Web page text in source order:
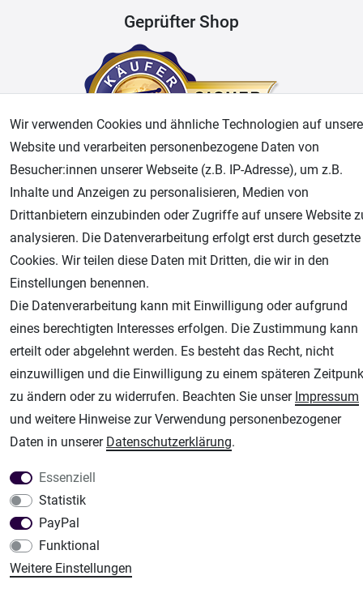
Geprüfter Shop
Widerrufsrecht
Unsere weiteren Shops:
Airbrush-City
Fachhandel für: Airbrushpistolen, Kompressoren, Airbrushfarben
Modellbau-City
Modellbau Shop
Plotter-City
Schneideplotter, Transferpressen, Siebdruck und Plotterfolien
Im Shop Kaufen
Küchen Zubehör - Haus/Garten - Tierbedarf
Wir verwenden Cookies und ähnliche Technologien auf
Website und verarbeiten personenbezogene Daten von
Besucher:innen unserer Webseite (z.B. IP-Adresse), um z.B.
Inhalte und Anzeigen zu personalisieren, Medien von
Drittanbietern einzubinden oder Zugriffe auf unsere Website
analysieren. Die Datenverarbeitung erfolgt erst durch gesetzte
Cookies. Wir teilen diese Daten mit Dritten, die wir in den
Einstellungen benennen.
Die Datenverarbeitung kann mit Einwilligung oder aufgrund
eines berechtigten Interesses erfolgen. Die Zustimmung kann
erteilt oder abgelehnt werden. Es besteht das Recht, nicht
einzuwilligen und die Einwilligung zu einem späteren
zu ändern oder zu widerrufen. Beachten Sie unser Impressum
und weitere Hinweise zur Verwendung personenbezogener
Daten in unserer Daten­schutz­erklärung.
Essenziell
Statistik
PayPal
Funktional
Weitere Einstellungen